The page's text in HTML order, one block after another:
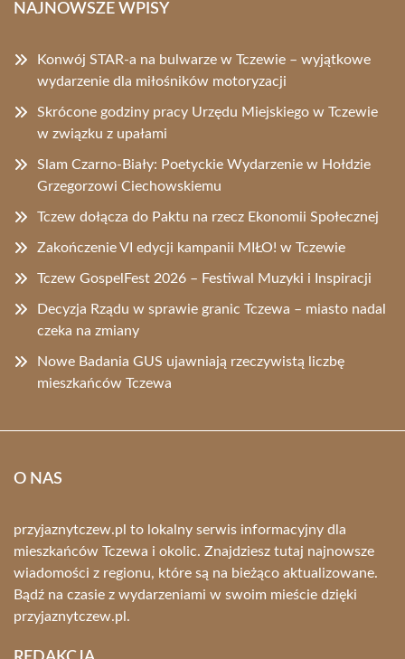
NAJNOWSZE WPISY
Konwój STAR-a na bulwarze w Tczewie – wyjątkowe
wydarzenie dla miłośników motoryzacji
Skrócone godziny pracy Urzędu Miejskiego w Tczewie
w związku z upałami
Slam Czarno-Biały: Poetyckie Wydarzenie w Hołdzie
Grzegorzowi Ciechowskiemu
Tczew dołącza do Paktu na rzecz Ekonomii Społecznej
Zakończenie VI edycji kampanii MIŁO! w Tczewie
Tczew GospelFest 2026 – Festiwal Muzyki i Inspiracji
Decyzja Rządu w sprawie granic Tczewa – miasto nadal
czeka na zmiany
Nowe Badania GUS ujawniają rzeczywistą liczbę
mieszkańców Tczewa
O NAS
przyjaznytczew.pl to lokalny serwis informacyjny dla
mieszkańców Tczewa i okolic. Znajdziesz tutaj najnowsze
wiadomości z regionu, które są na bieżąco aktualizowane.
Bądź na czasie z wydarzeniami w swoim mieście dzięki
przyjaznytczew.pl.